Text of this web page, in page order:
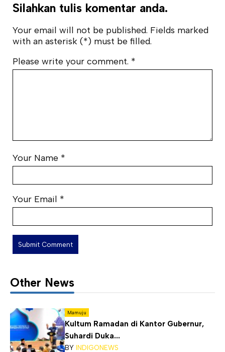
Silahkan tulis komentar anda.
Your email will not be published. Fields marked
with an asterisk (*) must be filled.
Please write your comment. *
Your Name *
Your Email *
Other News
Mamuju
Kultum Ramadan di Kantor Gubernur,
Suhardi Duka...
BY INDIGONEWS